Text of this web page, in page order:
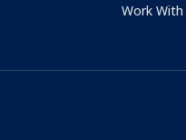
Work With